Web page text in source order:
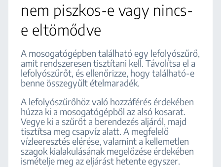
nem piszkos-e vagy nincs-
e eltömődve
A mosogatógépben található egy lefolyószűrő,
amit rendszeresen tisztítani kell. Távolítsa el a
lefolyószűrőt, és ellenőrizze, hogy található-e
benne összegyűlt ételmaradék.
A lefolyószűrőhöz való hozzáférés érdekében
húzza ki a mosogatógépből az alsó kosarat.
Vegye ki a szűrőt a berendezés aljáról, majd
tisztítsa meg csapvíz alatt. A megfelelő
vízleeresztés elérése, valamint a kellemetlen
szagok kialakulásának megelőzése érdekében
ismételje meg az eljárást hetente egyszer.